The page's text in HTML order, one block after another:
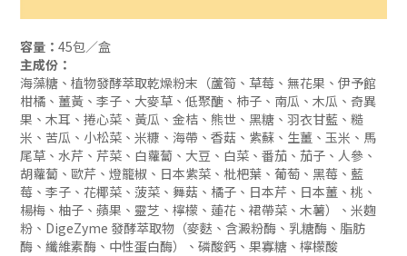
容量： 45包／盒
主成份：
海藻糖、植物發酵萃取乾燥粉末（蘆筍、草莓、無花果、伊予館
柑橘、薑黃、李子、大麥草、低聚醣、柿子、南瓜、木瓜、奇異
果、木耳、捲心菜、黃瓜、金桔、熊世、黑糖、羽衣甘藍、糙
米、苦瓜、小松菜、米糠、海帶、香菇、紫蘇、生薑、玉米、馬
尾草、水芹、芹菜、白蘿蔔、大豆、白菜、番茄、茄子、人參、
胡蘿蔔、歐芹、燈籠椒、日本紫菜、枇杷葉、葡萄、黑莓、藍
莓、李子、花椰菜、菠菜、舞菇、橘子、日本芹、日本薑、桃、
楊梅、柚子、蘋果、靈芝、檸檬、蓮花、裙帶菜、木薯）、米麴
粉、DigeZyme 發酵萃取物（麥麩、含澱粉酶、乳糖酶、脂肪
酶、纖維素酶、中性蛋白酶）、磷酸鈣、果寡糖、檸檬酸